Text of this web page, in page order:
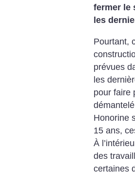
fermer le
les
Pourtant,
prévues
les
pour faire
Honorine
15 ans,
À
des
certaines